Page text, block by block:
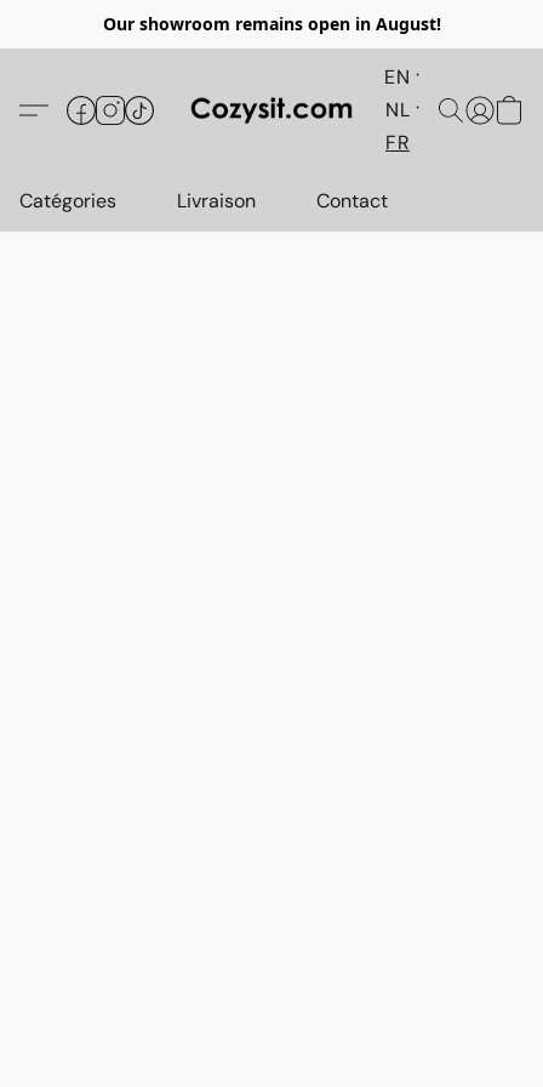
Our showroom remains open in August!
EN
NL
FR
Catégories Livraison Contact